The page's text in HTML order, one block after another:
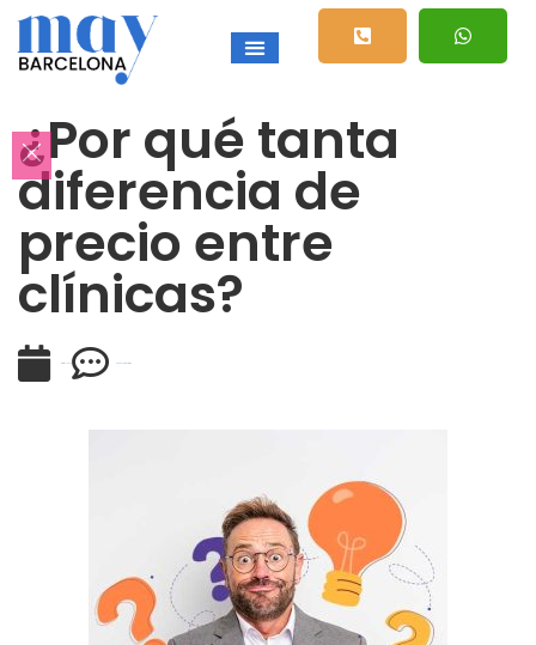
¿Por qué tanta
diferencia de
precio entre
clínicas?